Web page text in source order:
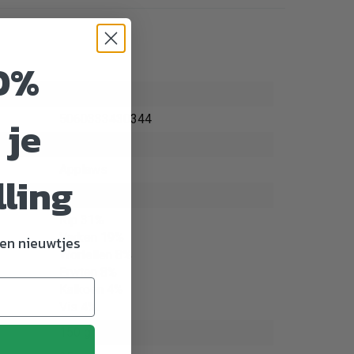
5060333430344
94 mm
Kip 31%
Varken 19%
Wortellen 8%
nieuwtjes